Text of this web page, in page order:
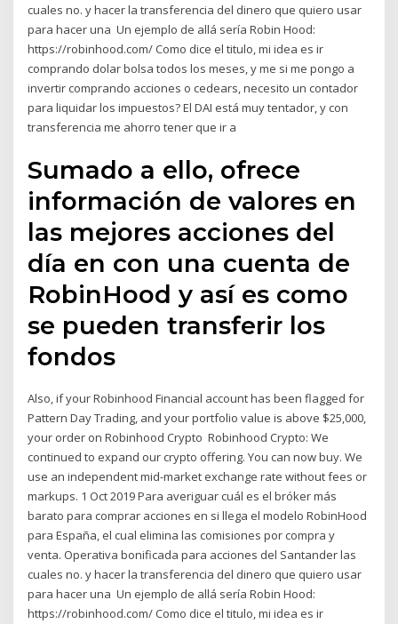
cuales no. y hacer la transferencia del dinero que quiero usar
para hacer una Un ejemplo de allá sería Robin Hood:
https://robinhood.com/ Como dice el titulo, mi idea es ir
comprando dolar bolsa todos los meses, y me si me pongo a
invertir comprando acciones o cedears, necesito un contador
para liquidar los impuestos? El DAI está muy tentador, y con
transferencia me ahorro tener que ir a
Sumado a ello, ofrece
información de valores en
las mejores acciones del
día en con una cuenta de
RobinHood y así es como
se pueden transferir los
fondos
Also, if your Robinhood Financial account has been flagged for
Pattern Day Trading, and your portfolio value is above $25,000,
your order on Robinhood Crypto Robinhood Crypto: We
continued to expand our crypto offering. You can now buy. We
use an independent mid-market exchange rate without fees or
markups. 1 Oct 2019 Para averiguar cuál es el bróker más
barato para comprar acciones en si llega el modelo RobinHood
para España, el cual elimina las comisiones por compra y
venta. Operativa bonificada para acciones del Santander las
cuales no. y hacer la transferencia del dinero que quiero usar
para hacer una Un ejemplo de allá sería Robin Hood:
https://robinhood.com/ Como dice el titulo, mi idea es ir